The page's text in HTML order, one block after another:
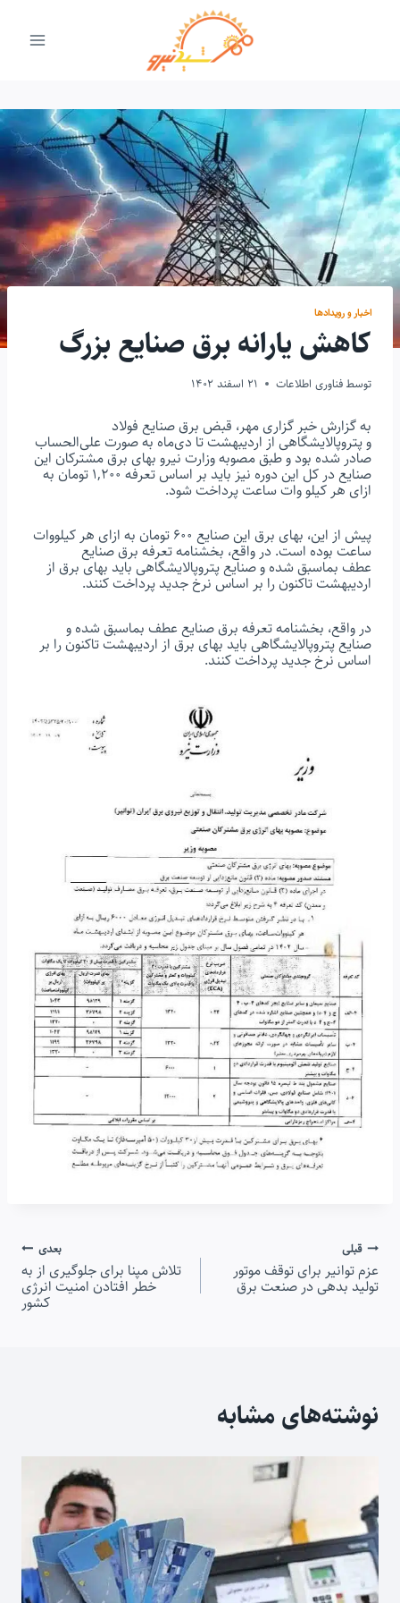
اخبار و رویدادها
کاهش یارانه برق صنایع بزرگ
توسط فناوری اطلاعات 21 اسفند 1402
به گزارش خبر گزاری مهر، قبض برق صنایع فولاد
و پتروپالایشگاهی از اردیبهشت تا دی‌ماه به صورت علی‌الحساب
صادر شده بود و طبق مصوبه وزارت نیرو بهای برق مشترکان این
صنایع در کل این دوره نیز باید بر اساس تعرفه ۱,۲۰۰ تومان به
ازای هر کیلو وات ساعت پرداخت شود.
پیش از این، بهای برق این صنایع ۶۰۰ تومان به ازای هر کیلووات
ساعت بوده است. در واقع، بخشنامه تعرفه برق صنایع
عطف بماسبق شده و صنایع پتروپالایشگاهی باید بهای برق از
اردیبهشت تاکنون را بر اساس نرخ جدید پرداخت کنند.
در واقع، بخشنامه تعرفه برق صنایع عطف بماسبق شده و
صنایع پتروپالایشگاهی باید بهای برق از اردیبهشت تاکنون را بر
اساس نرخ جدید پرداخت کنند.
راهبری
نوشته
قبلی
عزم توانیر برای توقف موتور
تولید بدهی در صنعت برق
بعدی
تلاش مپنا برای جلوگیری از به
خطر افتادن امنیت انرژی
کشور
نوشته‌های مشابه